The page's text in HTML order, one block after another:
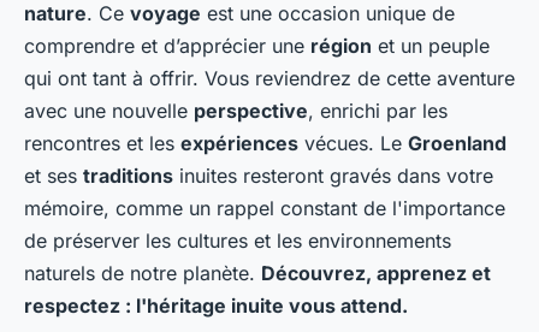
nature. Ce voyage est une occasion unique de
comprendre et d’apprécier une région et un peuple
qui ont tant à offrir. Vous reviendrez de cette aventure
avec une nouvelle perspective, enrichi par les
rencontres et les expériences vécues. Le Groenland
et ses traditions inuites resteront gravés dans votre
mémoire, comme un rappel constant de l'importance
de préserver les cultures et les environnements
naturels de notre planète. Découvrez, apprenez et
respectez : l'héritage inuite vous attend.